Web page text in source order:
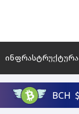
ინფრასტრუქტურა